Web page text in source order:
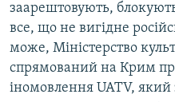
заарештовують,
все, що не вигідне
може, Міністерство
спрямований на Крим
іномовлення UATV, який